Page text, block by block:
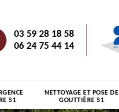
03 59 28 18 58
06 24 75 44 14
51
NETTOYAGE ET POSE DE
GOUTTIÈRE 51